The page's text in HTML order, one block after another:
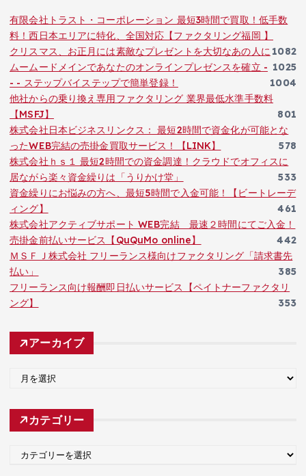
有限会社トラスト・コーポレーション 最短3時間で買取！低手数
料！西日本エリアに特化、全国対応【ファクタリング福岡 】
1082
クリスマス、お正月には素敵なプレゼントを大切なあの人に
1025
ムームードメインであなたのオンラインプレゼンスを確立 -
- - ステップバイステップで簡単登録！
1004
他社からの乗り換え専用ファクタリング 業界最低水準手数料
【MSFJ】
801
株式会社日本ビジネスリンクス： 最短2時間で資金化が可能とな
ったWEB完結の売掛金買取サービス！【LINK】
578
株式会社ｈｓ１ 最短2時間での資金調達！クラウドでオフィスに
居ながら楽々資金繰りは「うりかけ堂」
533
資金繰りにお悩みの方へ、最短5時間で入金可能！【ビートレーデ
ィング】
461
株式会社アクティブサポート WEB完結 最速２時間にてご入金！
売掛金前払いサービス【QuQuMo online】
442
ＭＳＦＪ株式会社 フリーランス様向けファクタリング「請求書先
払い」
385
フリーランス向け報酬即日払いサービス【ペイトナーファクタリ
ング】
353
アーカイブ
カ
カテゴリー